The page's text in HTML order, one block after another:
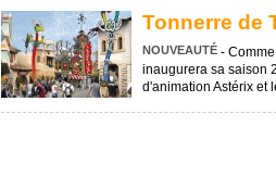
Tonnerre de
NOUVEAUTÉ -
inaugurera sa saison
d'animation Astérix et